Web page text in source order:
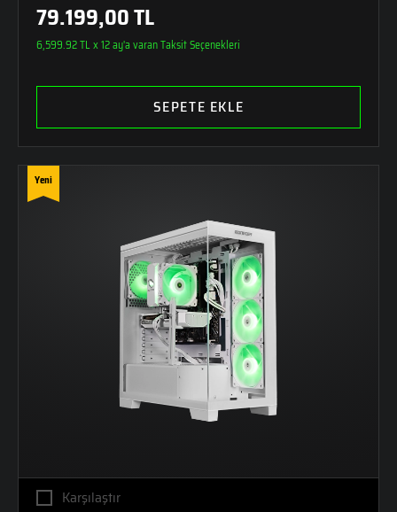
79.199,00 TL
6,599.92 TL x 12 ay'a varan Taksit Seçenekleri
SEPETE EKLE
Yeni
Karşılaştır